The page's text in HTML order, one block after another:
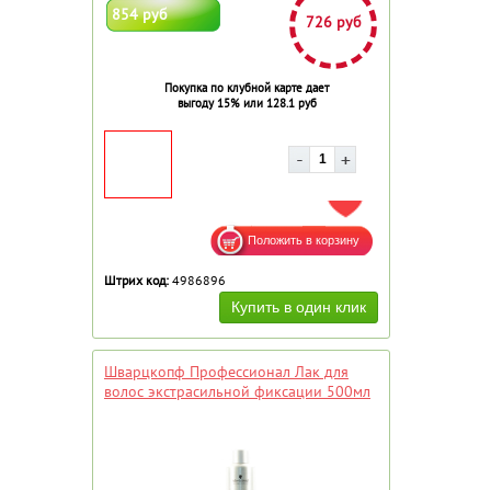
854 руб 726 руб
Покупка по клубной карте дает
выгоду 15% или 128.1 руб
ДОБАВИТЬ В ИЗБРАННОЕ
Штрих код: 4986896
Шварцкопф Профессионал Лак для
волос экстрасильной фиксации 500мл